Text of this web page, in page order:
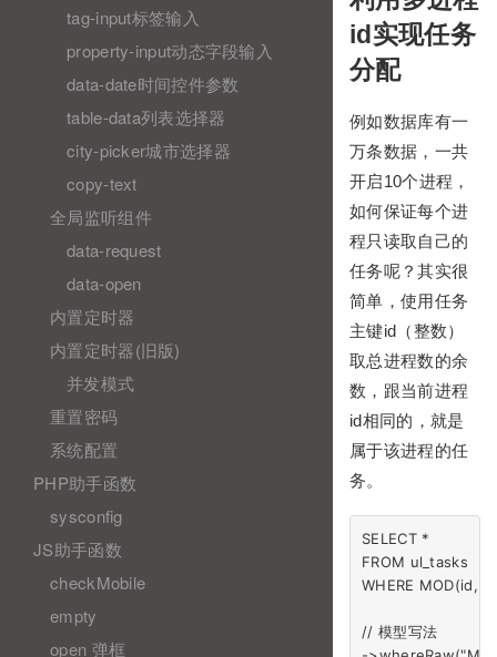
tag-input标签输入
property-input动态字段输入
data-date时间控件参数
table-data列表选择器
city-picker城市选择器
copy-text
全局监听组件
data-request
data-open
内置定时器
内置定时器(旧版)
并发模式
重置密码
系统配置
PHP助手函数
sysconfig
JS助手函数
checkMobile
empty
open 弹框
id实现任务
分配
例如数据库有一
万条数据，一共
开启10个进程，
如何保证每个进
程只读取自己的
任务呢？其实很
简单，使用任务
主键id（整数）
取总进程数的余
数，跟当前进程
id相同的，就是
属于该进程的任
务。
SELECT *
FROM ul_tasks
WHERE MOD(id,
// 模型写法